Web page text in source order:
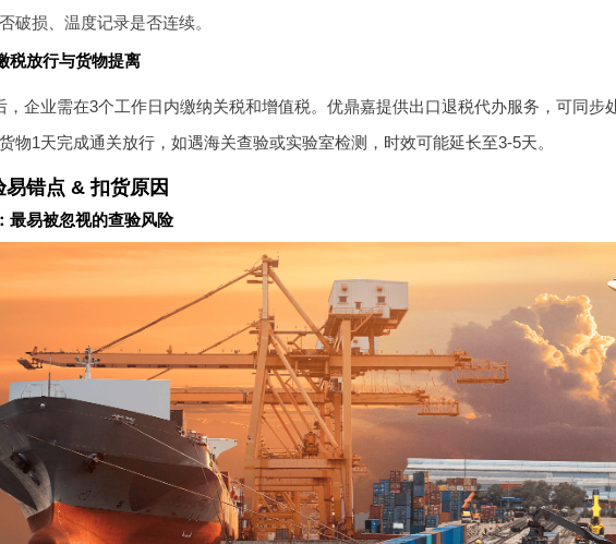
破损、温度记录是否连续。
税放行与货物提离
，企业需在3个工作日内缴纳关税和增值税。优鼎嘉提供出口退税代办服务，可同步
物1天完成通关放行，如遇海关查验或实验室检测，时效可能延长至3-5天。
易错点 & 扣货原因
最易被忽视的查验风险